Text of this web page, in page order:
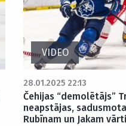
VIDEO
28.01.2025 22:13
Čehijas “demolētājs”
neapstājas,
Rubīnam un Jakam vārti